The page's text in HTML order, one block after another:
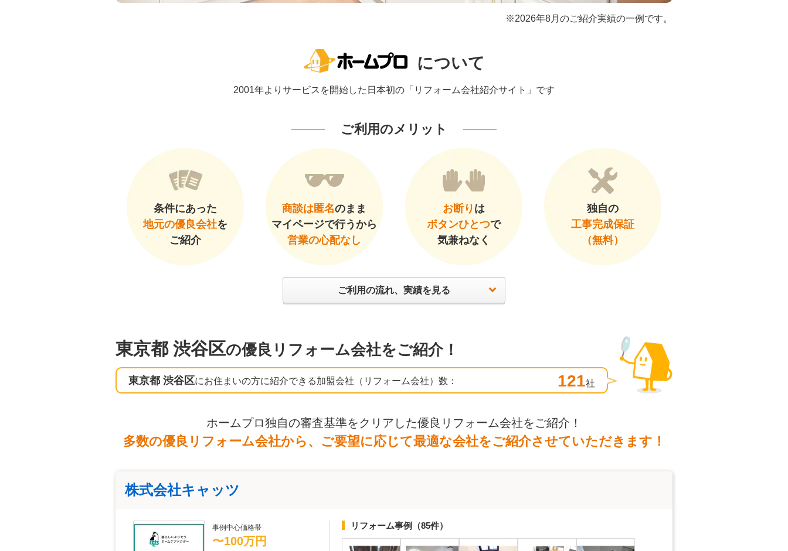
※2026年8月のご紹介実績の一例です。
について
2001年よりサービスを開始した日本初の「リフォーム会社紹介サイト」です
ご利用のメリット
条件にあった
地元の優良会社を
ご紹介
商談は匿名のまま
マイページで行うから
営業の心配なし
お断り は
ボタンひとつで
気兼ねなく
独自の
工事完成保証
（無料）
ご利用の流れ、実績を見る
東京都 渋谷区の優良リフォーム会社をご紹介！
東京都 渋谷区にお住まいの方に紹介できる加盟会社（リフォーム会社）数： 121社
ホームプロ独自の審査基準をクリアした優良リフォーム会社をご紹介！
多数の優良リフォーム会社から、ご要望に応じて最適な会社をご紹介させていただきます！
株式会社キャッツ
事例中心価格帯
〜100万円
リフォーム事例 （85件）